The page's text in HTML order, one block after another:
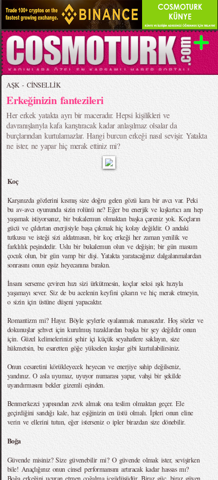
AŞK - CİNSELLİK
Erkeğinizin fantezileri
Her erkek yatakta ayrı bir maceradır. Hepsi kişilikleri ve
davranışlarıyla kafa karıştıracak kadar anlaşılmaz olsalar da
burçlarından kurtulamazlar. Hangi burcun erkeği nasıl sevişir. Yatakta
ne ister, ne yapar hiç merak ettiniz mi?
Koç
Karşınızda gözlerini kısmış size doğru gelen gözü kara bir avcı var. Peki
bu av-avcı oyununda sizin rolünü ne? Eğer bu enerjik ve kışkırtıcı anı hep
yaşamak istiyorsanız, bir bukalemun olmaktan başka çareniz yok. Koçların
gücü ve çıldırtan enerjisiyle başa çıkmak hiç kolay değildir. O andaki
tutkusu ve isteği sizi aldatmasın, bir koç erkeği her zaman yenilik ve
farklılık peşindedir. Uslu bir bukalemun olun ve değişin; bir gün masum
çocuk olun, bir gün vamp bir dişi. Yatakta yaratacağınız dalgalanmalardan
sonrasını onun eşsiz heyecanına bırakın.
İnsanı serseme çeviren hızı sizi ürkütmesin, koçlar seksi ışık hızıyla
yaşamayı sever. Siz de bu acelenin keyfini çıkarın ve hiç merak etmeyin,
o sizin için üstüne düşeni yapacaktır.
Romantizm mi? Hayır. Böyle şeylerle oyalanmak manasızdır. Hoş sözler ve
dokunuşlar şehvet için kurulmuş tuzaklardan başka bir şey değildir onun
için. Güzel kelimelerinizi şehir içi küçük seyahatlere saklayın, size
hükmetsin, bu esaretten göğe yükselen kuşlar gibi kurtulabilirsiniz.
Onun cesaretini körükleyecek heyecan ve enerjiye sahip değilseniz,
yandınız. O asla uyumaz, uyuyor numarası yapar, vahşi bir şekilde
uyandırmasını bekler gizemli eşinden.
Benmerkezci yapısından zevk almak ona teslim olmaktan geçer. Ele
geçirdiğini sandığı kale, haz eşiğinizin en üstü olmalı. İpleri onun eline
verin ve ellerini tutun, eğer isterseniz o ipler birazdan size dönebilir.
Boğa
Güvende misiniz? Size güvenebilir mi? O güvende olmak ister, sevişirken
bile! Anaçlığınız onun cinsel performansını artıracak kadar hassas mı?